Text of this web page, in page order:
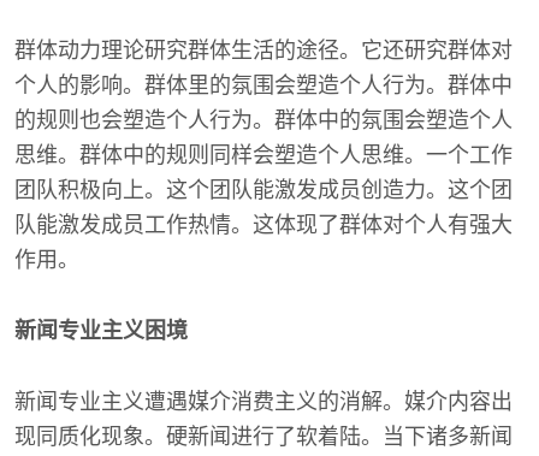
群体动力理论研究群体生活的途径。它还研究群体对
个人的影响。群体里的氛围会塑造个人行为。群体中
的规则也会塑造个人行为。群体中的氛围会塑造个人
思维。群体中的规则同样会塑造个人思维。一个工作
团队积极向上。这个团队能激发成员创造力。这个团
队能激发成员工作热情。这体现了群体对个人有强大
作用。
新闻专业主义困境
新闻专业主义遭遇媒介消费主义的消解。媒介内容出
现同质化现象。硬新闻进行了软着陆。当下诸多新闻